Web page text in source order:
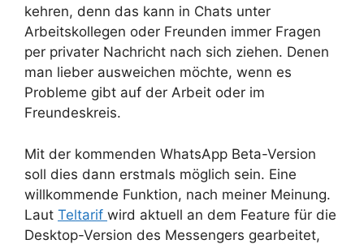
kehren, denn das kann in Chats unter
Arbeitskollegen oder Freunden immer Fragen
per privater Nachricht nach sich ziehen. Denen
man lieber ausweichen möchte, wenn es
Probleme gibt auf der Arbeit oder im
Freundeskreis.
Mit der kommenden WhatsApp Beta-Version
soll dies dann erstmals möglich sein. Eine
willkommende Funktion, nach meiner Meinung.
Laut Teltarif wird aktuell an dem Feature für die
Desktop-Version des Messengers gearbeitet,